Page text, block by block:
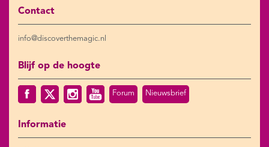
Contact
info@discoverthemagic.nl
Blijf op de hoogte
Forum Nieuwsbrief
Informatie